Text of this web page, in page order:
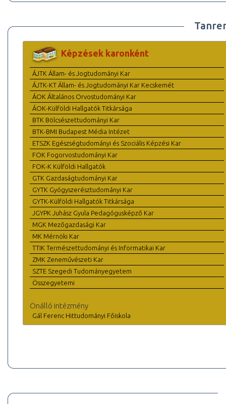
Képzések karonként
ÁJTK Állam- és Jogtudományi Kar
ÁJTK-KT Állam- és Jogtudományi Kar Kecskemét
ÁOK Általános Orvostudományi Kar
ÁOK-Külföldi Hallgatók Titkársága
BTK Bölcsészettudományi Kar
BTK-BMI Budapest Média Intézet
ETSZK Egészségtudományi és Szociális Képzési Kar
FOK Fogorvostudományi Kar
FOK-K Külföldi Hallgatók
GTK Gazdaságtudományi Kar
GYTK Gyógyszerésztudományi Kar
GYTK-Külföldi Hallgatók Titkársága
JGYPK Juhász Gyula Pedagógusképző Kar
MGK Mezőgazdasági Kar
MK Mérnöki Kar
TTIK Természettudományi és Informatikai Kar
ZMK Zeneművészeti Kar
SZTE Szegedi Tudományegyetem
Összegyetemi
Önálló intézmény
Gál Ferenc Hittudományi Főiskola